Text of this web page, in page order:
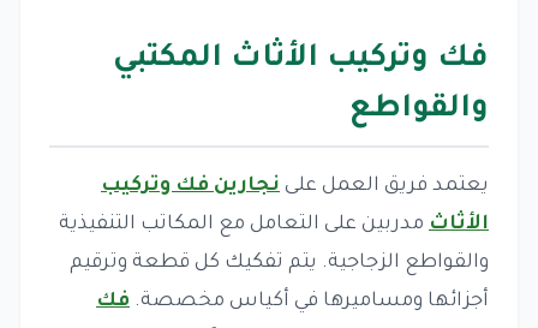
فك وتركيب الأثاث المكتبي
والقواطع
يعتمد فريق العمل على نجارين فك وتركيب
الأثاث مدربين على التعامل مع المكاتب التنفيذية
والقواطع الزجاجية. يتم تفكيك كل قطعة وترقيم
أجزائها ومساميرها في أكياس مخصصة. فك